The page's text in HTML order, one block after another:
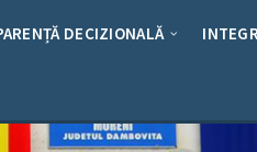
DECIZIONALĂ